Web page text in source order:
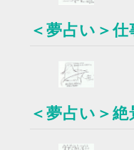
＜夢占い＞
＜夢占い＞